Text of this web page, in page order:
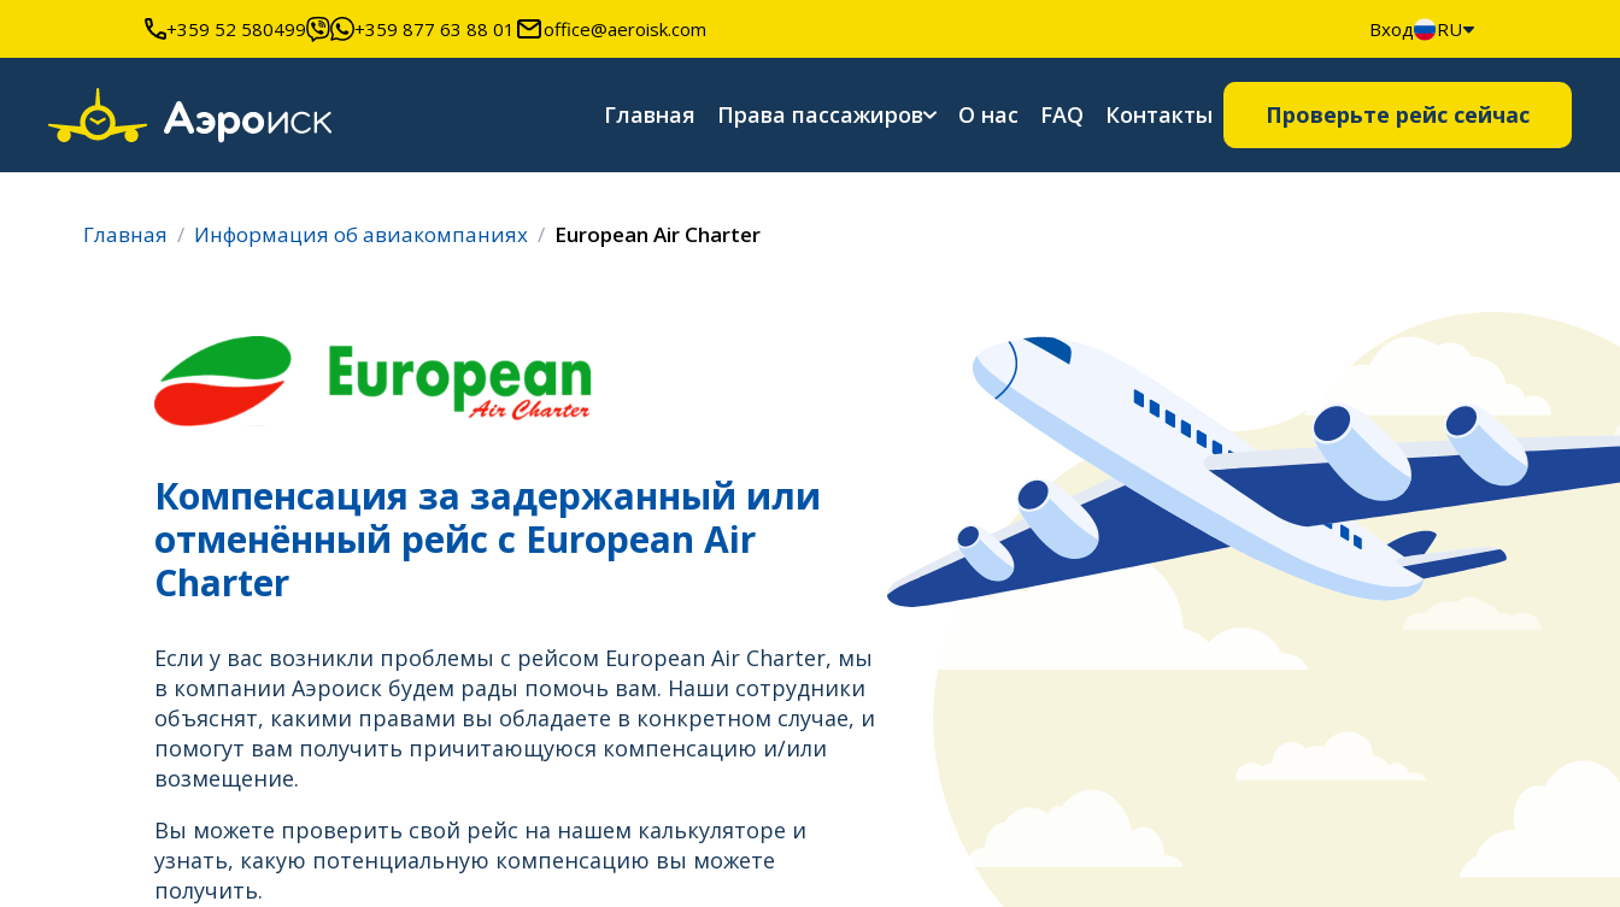
+359 52 580499 +359 877 63 88 01 office@aeroisk.com Вход RU
Главная Права пассажиров О нас FAQ Контакты Проверьте рейс сейчас
Главная Информация об авиакомпаниях European Air Charter
Компенсация за задержанный или
отменённый рейс с European Air
Charter
Если у вас возникли проблемы с рейсом European Air Charter, мы
в компании Аэроиск будем рады помочь вам. Наши сотрудники
объяснят, какими правами вы обладаете в конкретном случае, и
помогут вам получить причитающуюся компенсацию и/или
возмещение.
Вы можете проверить свой рейс на нашем калькуляторе и
узнать, какую потенциальную компенсацию вы можете
получить.